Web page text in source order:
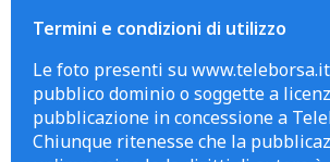
Termini e condizioni di utilizzo
Le foto presenti su
pubblico dominio o soggette a
pubblicazione in concessione a
Chiunque ritenesse che la